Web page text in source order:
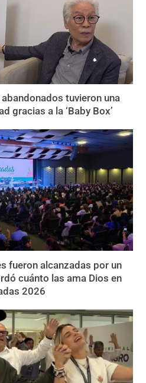
tuvieron una
gracias a la ‘Baby Box’
fueron alcanzadas por un
cuánto las ama Dios en
2026